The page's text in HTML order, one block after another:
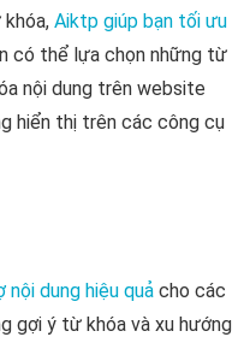
Aiktp giúp bạn tối ưu
có thể lựa chọn những từ
nội dung trên website
hiển thị trên các công cụ
dung hiệu quả cho các
gợi ý từ khóa và xu hướng